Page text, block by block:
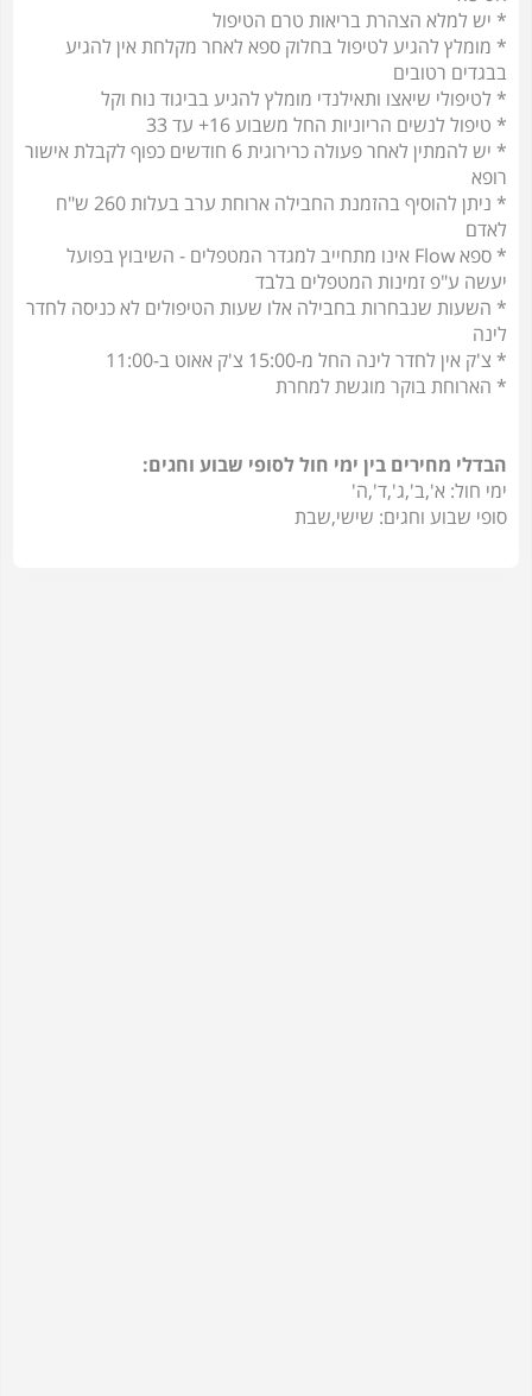
* יש למלא הצהרת בריאות טרם הטיפול
* מומלץ להגיע לטיפול בחלוק ספא לאחר מקלחת אין להגיע
בבגדים רטובים
* לטיפולי שיאצו ותאילנדי מומלץ להגיע בביגוד נוח וקל
* טיפול לנשים הריוניות החל משבוע 16+ עד 33
* יש להמתין לאחר פעולה כרירוגית 6 חודשים כפוף לקבלת אישור
רופא
* ניתן להוסיף בהזמנת החבילה ארוחת ערב בעלות 260 ש"ח
לאדם
* ספא Flow אינו מתחייב למגדר המטפלים - השיבוץ בפועל
יעשה ע"פ זמינות המטפלים בלבד
* השעות שנבחרות בחבילה אלו שעות הטיפולים לא כניסה לחדר
לינה
* צ'ק אין לחדר לינה החל מ-15:00 צ'ק אאוט ב-11:00
* הארוחת בוקר מוגשת למחרת
הבדלי מחירים בין ימי חול לסופי שבוע וחגים:
ימי חול: א',ב',ג',ד',ה'
סופי שבוע וחגים: שישי,שבת